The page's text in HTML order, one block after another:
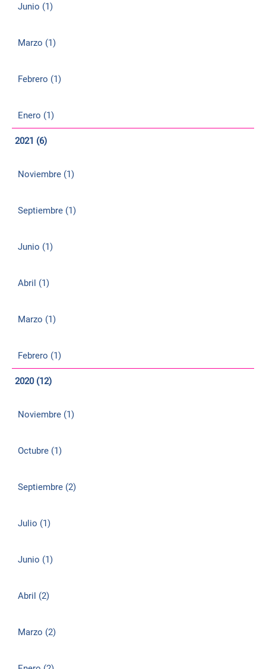
Junio (1)
Marzo (1)
Febrero (1)
Enero (1)
2021 (6)
Noviembre (1)
Septiembre (1)
Junio (1)
Abril (1)
Marzo (1)
Febrero (1)
2020 (12)
Noviembre (1)
Octubre (1)
Septiembre (2)
Julio (1)
Junio (1)
Abril (2)
Marzo (2)